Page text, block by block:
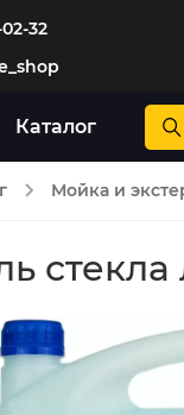
32
Каталог
Мойка и
стекла